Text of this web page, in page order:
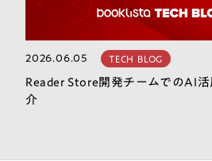
2026.06.05 TECH BLOG
Reader Store開発チームでのAI
介